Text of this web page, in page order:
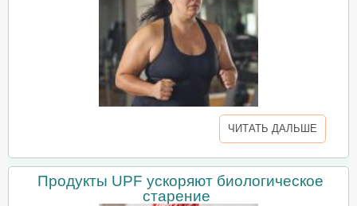
ЧИТАТЬ ДАЛЬШЕ
Продукты UPF ускоряют биологическое
старение